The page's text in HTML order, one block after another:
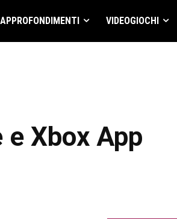
APPROFONDIMENTI VIDEOGIOCHI
e Xbox App